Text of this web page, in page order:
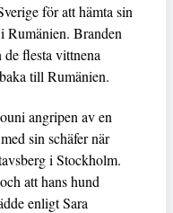
för att hämta sin
Rumänien. Branden
flesta vittnena
till Rumänien.
angripen av en
sin schäfer när
i Stockholm.
att hans hund
enligt Sara